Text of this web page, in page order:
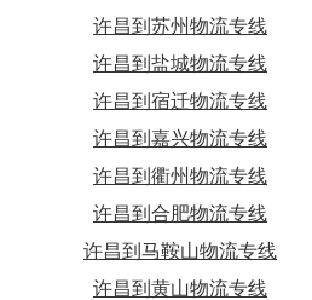
许昌到苏州物流专线
许昌到盐城物流专线
许昌到宿迁物流专线
许昌到嘉兴物流专线
许昌到衢州物流专线
许昌到合肥物流专线
许昌到马鞍山物流专线
许昌到黄山物流专线